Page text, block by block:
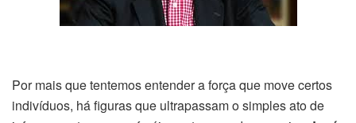
Por mais que tentemos entender a força que move certos
indivíduos, há figuras que ultrapassam o simples ato de